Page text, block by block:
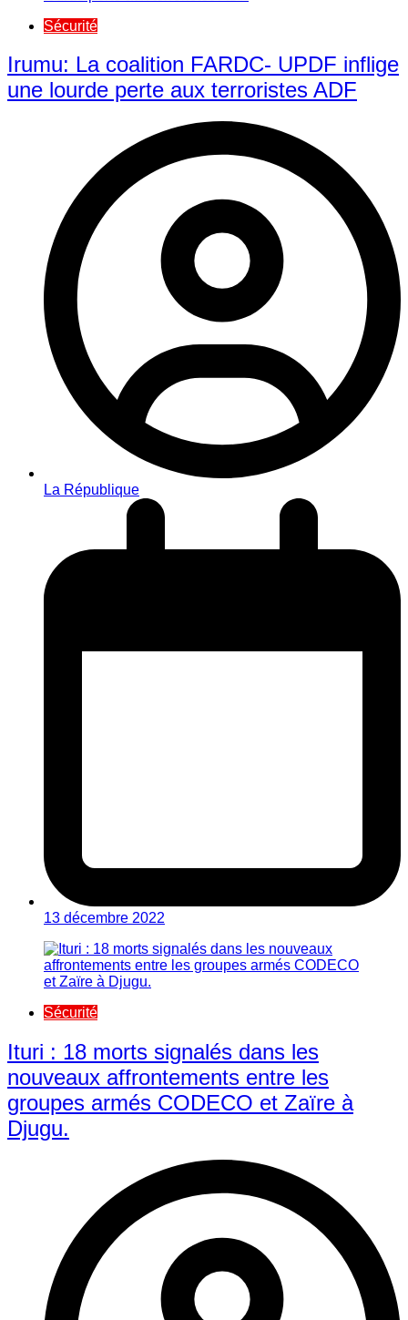
Sécurité
Irumu: La coalition FARDC- UPDF inflige
une lourde perte aux terroristes ADF
La République
13 décembre 2022
Sécurité
Ituri : 18 morts signalés dans les
nouveaux affrontements entre les
groupes armés CODECO et Zaïre à
Djugu.